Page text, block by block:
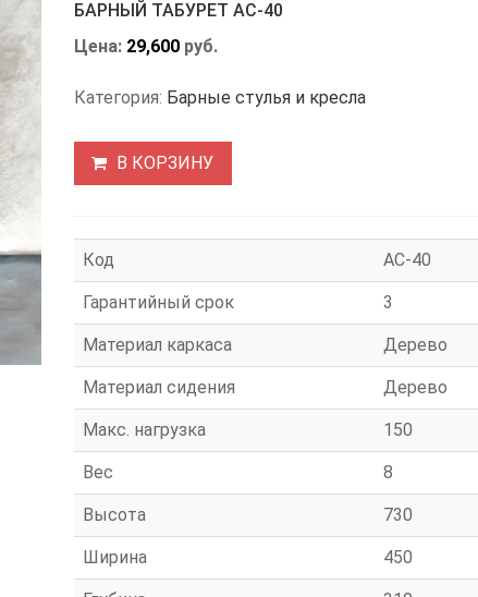
БАРНЫЙ ТАБУРЕТ АС-40
Цена: 29,600руб.
Категория: Барные стулья и кресла
В КОРЗИНУ
Код АС-40
Гарантийный срок 3
Материал каркаса Дерево
Материал сидения Дерево
Макс. нагрузка 150
Вес 8
Высота 730
Ширина 450